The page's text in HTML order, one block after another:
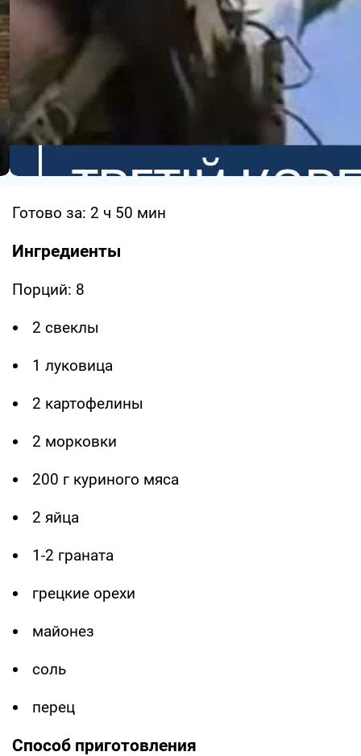
Готово за: 2 ч 50 мин
Ингредиенты
Порций: 8
2 свеклы
1 луковица
2 картофелины
2 морковки
200 г куриного мяса
2 яйца
1-2 граната
грецкие орехи
майонез
соль
перец
Способ приготовления